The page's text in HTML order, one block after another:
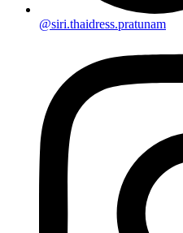
@siri.thaidress.pratunam